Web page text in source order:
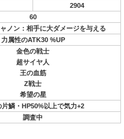
2904
60
ノン：相手に大ダメージを与える
力属性のATK30 %UP
金色の戦士
超サイヤ人
王の血筋
Z戦士
希望の星
片鱗・HP50%以上で気力+2
調査中